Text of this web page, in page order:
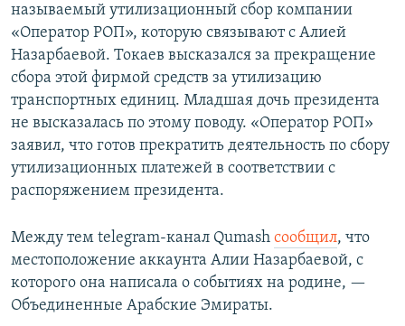
называемый утилизационный сбор компании
«Оператор РОП», которую связывают с Алией
Назарбаевой. Токаев высказался за прекращение
сбора этой фирмой средств за утилизацию
транспортных единиц. Младшая дочь президента
не высказалась по этому поводу. «Оператор РОП»
заявил, что готов прекратить деятельность по сбору
утилизационных платежей в соответствии с
распоряжением президента.
Между тем telegram-канал Qumash сообщил, что
местоположение аккаунта Алии Назарбаевой, с
которого она написала о событиях на родине, —
Объединенные Арабские Эмираты.